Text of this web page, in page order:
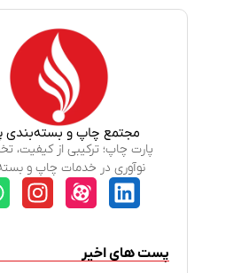
مجتمع چاپ و بسته‌بندی
پارت چاپ؛ ترکیبی از
نوآوری در خدمات چاپ و
پست های اخیر